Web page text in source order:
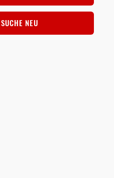
SUCHE NEU